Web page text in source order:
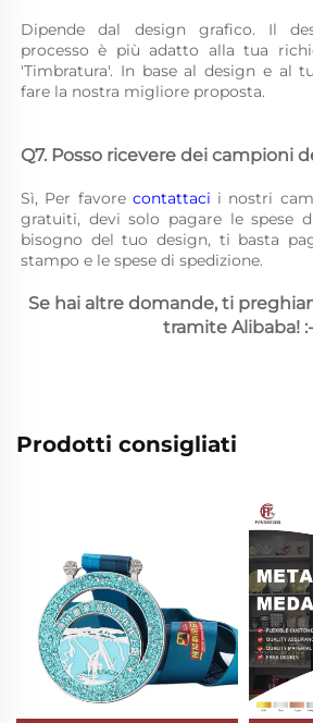
Dipende dal design grafico. Il
processo è più adatto alla tua
'Timbratura'. In base al design e al
fare la nostra migliore proposta.
Q7. Posso ricevere dei campioni
Sì, Per favore contattaci i nostri
gratuiti, devi solo pagare le spese
bisogno del tuo design, ti basta
stampo e le spese di spedizione.
Se hai altre domande, ti
tramite Alibaba!
Prodotti consigliati